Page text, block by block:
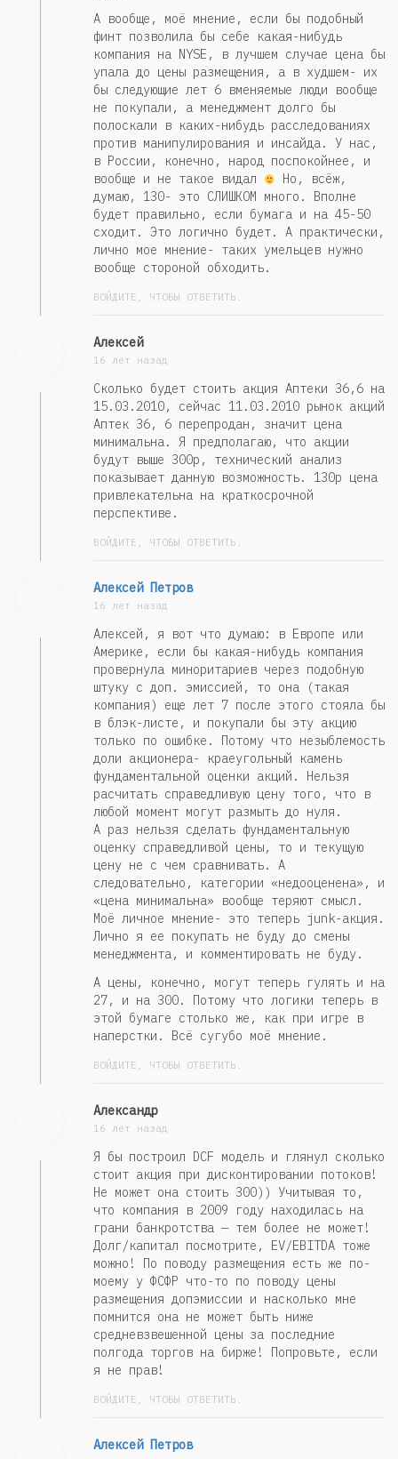
А вообще, моё мнение, если бы подобный
финт позволила бы себе какая-нибудь
компания на NYSE, в лучшем случае цена бы
упала до цены размещения, а в худшем- их
бы следующие лет 6 вменяемые люди вообще
не покупали, а менеджмент долго бы
полоскали в каких-нибудь расследованиях
против манипулирования и инсайда. У нас,
в России, конечно, народ поспокойнее, и
вообще и не такое видал
Но, всёж,
думаю, 130- это СЛИШКОМ много. Вполне
будет правильно, если бумага и на 45-50
сходит. Это логично будет. А практически,
лично мое мнение- таких умельцев нужно
вообще стороной обходить.
ВОЙДИТЕ, ЧТОБЫ ОТВЕТИТЬ.
Алексей
16 лет назад
Сколько будет стоить акция Аптеки 36,6 на
15.03.2010, сейчас 11.03.2010 рынок акций
Аптек 36, 6 перепродан, значит цена
минимальна. Я предполагаю, что акции
будут выше 300р, технический анализ
показывает данную возможность. 130р цена
привлекательна на краткосрочной
перспективе.
ВОЙДИТЕ, ЧТОБЫ ОТВЕТИТЬ.
Алексей Петров
16 лет назад
Алексей, я вот что думаю: в Европе или
Америке, если бы какая-нибудь компания
провернула миноритариев через подобную
штуку с доп. эмиссией, то она (такая
компания) еще лет 7 после этого стояла бы
в блэк-листе, и покупали бы эту акцию
только по ошибке. Потому что незыблемость
доли акционера- краеугольный камень
фундаментальной оценки акций. Нельзя
расчитать справедливую цену того, что в
любой момент могут размыть до нуля.
А раз нельзя сделать фундаментальную
оценку справедливой цены, то и текущую
цену не с чем сравнивать. А
следовательно, категории «недооценена», и
«цена минимальна» вообще теряют смысл.
Моё личное мнение- это теперь junk-акция.
Лично я ее покупать не буду до смены
менеджмента, и комментировать не буду.
А цены, конечно, могут теперь гулять и на
27, и на 300. Потому что логики теперь в
этой бумаге столько же, как при игре в
наперстки. Всё сугубо моё мнение.
ВОЙДИТЕ, ЧТОБЫ ОТВЕТИТЬ.
Александр
16 лет назад
Я бы построил DCF модель и глянул сколько
стоит акция при дисконтировании потоков!
Не может она стоить 300)) Учитывая то,
что компания в 2009 году находилась на
грани банкротства — тем более не может!
Долг/капитал посмотрите, EV/EBITDA тоже
можно! По поводу размещения есть же по-
моему у ФСФР что-то по поводу цены
размещения допэмиссии и насколько мне
помнится она не может быть ниже
средневзвешенной цены за последние
полгода торгов на бирже! Попровьте, если
я не прав!
ВОЙДИТЕ, ЧТОБЫ ОТВЕТИТЬ.
Алексей Петров